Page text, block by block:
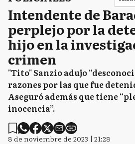
Intendente de
perplejo por la
hijo en la
crimen
"Tito" Sanzio adujo
razones por las que fue
Aseguró además que tiene
inocencia”.
8 de noviembre de 2023 | 21:28